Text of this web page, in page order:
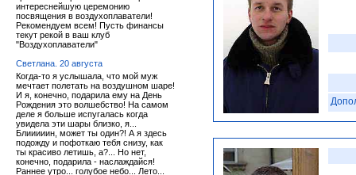
интереснейшую церемонию
посвящения в воздухоплаватели!
Рекомендуем всем! Пусть финансы
текут рекой в ваш клуб
"Воздухоплаватели"
Светлана. 20 августа
Когда-то я услышала, что мой муж
мечтает полетать на воздушном шаре!
И я, конечно, подарила ему на День
Рождения это волшебство! На самом
деле я больше испугалась когда
увидела эти шары близко, я...
Блииииин, может ты один?! А я здесь
подожду и пофоткаю тебя снизу, как
ты красиво летишь, а?... Но нет,
конечно, подарила - наслаждайся!
Раннее утро... голубое небо... Лето...